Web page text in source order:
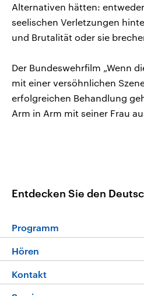
Alternativen hätten:
seelischen Verletzungen
und Brutalität oder sie
Der Bundeswehrfilm „Wenn
mit einer versöhnlichen
erfolgreichen Behandlung
Arm in Arm mit seiner Frau
Entdecken Sie den
Programm
Die Nachrichten
Hören
Livestream
Kontakt